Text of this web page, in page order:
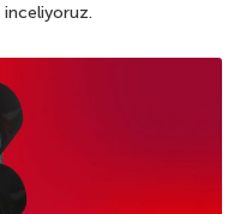
inceliyoruz.